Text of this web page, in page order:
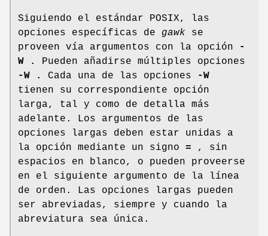
Siguiendo el estándar POSIX, las
opciones específicas de gawk se
proveen vía argumentos con la opción
-
W .
Pueden añadirse múltiples opciones
-W .
Cada una de las opciones
-W
tienen su correspondiente opción
larga, tal y como de detalla más
adelante. Los argumentos de las
opciones largas deben estar unidas a
la opción mediante un signo = , sin
espacios en blanco, o pueden proveerse
en el siguiente argumento de la línea
de orden. Las opciones largas pueden
ser abreviadas, siempre y cuando la
abreviatura sea única.